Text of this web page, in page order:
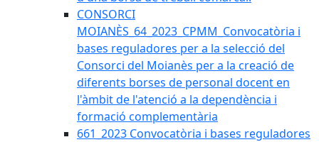
CONSORCI
MOIANÈS_64_2023_CPMM_Convocatòria i
bases reguladores per a la selecció del
Consorci del Moianès per a la creació de
diferents borses de personal docent en
l'àmbit de l'atenció a la dependència i
formació complementària
661_2023 Convocatòria i bases reguladores